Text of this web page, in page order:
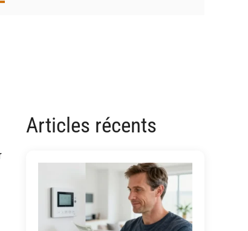
Articles récents